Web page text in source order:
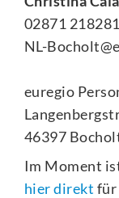
02871
NL-
euregio
46397
Im Moment
hier direkt für